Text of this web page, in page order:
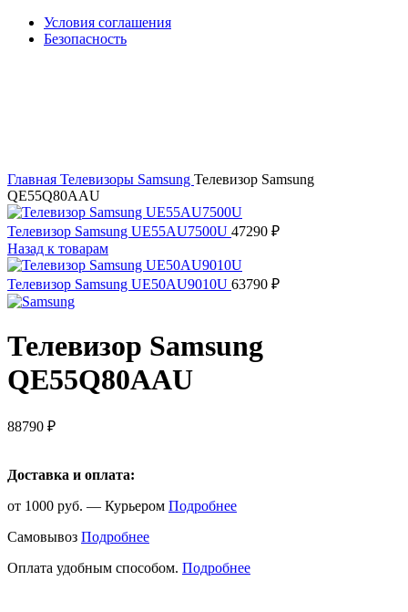
Условия соглашения
Безопасность
Главная Телевизоры Samsung Телевизор Samsung
QE55Q80AAU
Телевизор Samsung UE55AU7500U 47290 ₽
Назад к товарам
Телевизор Samsung UE50AU9010U 63790 ₽
Телевизор Samsung
QE55Q80AAU
88790 ₽
Доставка и оплата:
от 1000 руб. — Курьером Подробнее
Самовывоз Подробнее
Оплата удобным способом. Подробнее